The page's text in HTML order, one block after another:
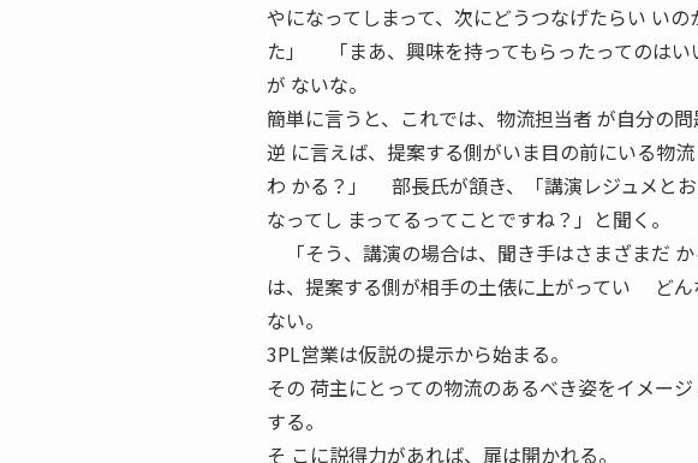
やになってしまって、次にどうつなげたらい い
た」 「まあ、興味を持ってもらったってのは
が ないな。
簡単に言うと、これでは、物流担当者 が自分の
逆 に言えば、提案する側がいま目の前にいる物
わ かる？」 部長氏が頷き、「講演レジュメと
なってし まってるってことですね？」と聞く。
「そう、講演の場合は、聞き手はさまざまだ
は、提案する側が相手の土俵に上がってい どん
ない。
3PL営業は仮説の提示から始まる。
その 荷主にとっての物流のあるべき姿をイメー
する。
そ こに説得力があれば、扉は開かれる。